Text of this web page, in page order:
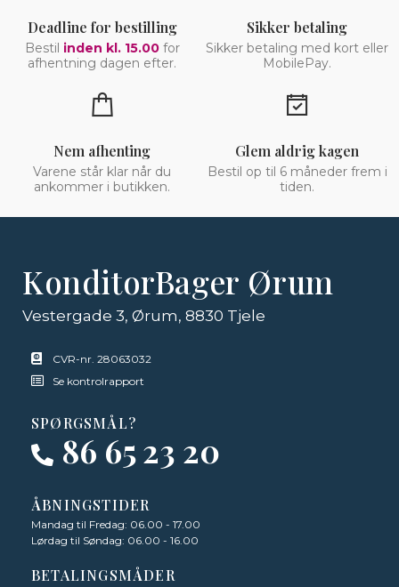
Deadline for bestilling
Bestil inden kl. 15.00for
afhentning dagen efter.
Sikker betaling
Sikker betaling med kort eller
MobilePay.
Nem afhenting
Varene står klar når du
ankommer i butikken.
Glem aldrig kagen
Bestil op til 6 måneder frem i
tiden.
KonditorBager Ørum
Vestergade 3, Ørum, 8830 Tjele
CVR-nr. 28063032
Se kontrolrapport
SPØRGSMÅL?
86 65 23 20
ÅBNINGSTIDER
Mandag til Fredag: 06.00 - 17.00
Lørdag til Søndag: 06.00 - 16.00
BETALINGSMÅDER